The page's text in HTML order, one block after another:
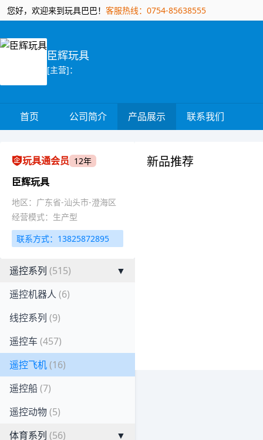
您好，欢迎来到玩具巴巴！ 客服热线：0754-85638555
臣辉玩具
[主营]：
首页 公司简介 产品展示 联系我们
玩具通会员 12年
臣辉玩具
地区：广东省-汕头市-澄海区
经营模式：生产型
联系方式：13825872895
遥控系列 (515)
▼
遥控机器人 (6)
线控系列 (9)
遥控车 (457)
遥控飞机(16)
遥控船(7)
遥控动物(5)
体育系列 (56)
▼
新品推荐